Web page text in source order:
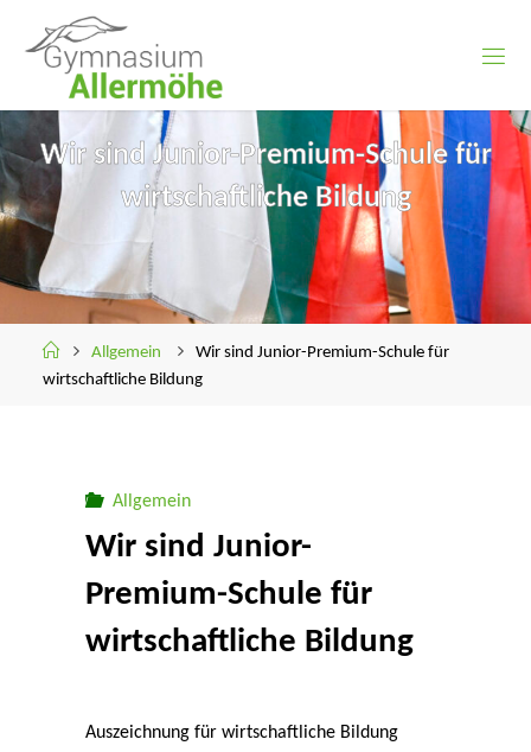
content
Wir sind Junior-Premium-Schule für
wirtschaftliche Bildung
HomeAllgemein
Wir sind Junior-Premium-Schule für
wirtschaftliche Bildung
Allgemein
Wir sind Junior-
Premium-Schule für
wirtschaftliche Bildung
Auszeichnung für wirtschaftliche Bildung